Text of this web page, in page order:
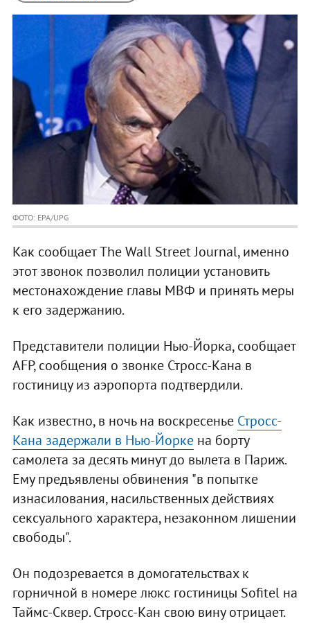
ФОТО: EPA/UPG
Как сообщает The Wall Street Journal, именно
этот звонок позволил полиции установить
местонахождение главы МВФ и принять меры
к его задержанию.
Представители полиции Нью-Йорка, сообщает
AFP, сообщения о звонке Стросс-Кана в
гостиницу из аэропорта подтвердили.
Как известно, в ночь на воскресенье Стросс-
Кана задержали в Нью-Йоркена борту
самолета за десять минут до вылета в Париж.
Ему предъявлены обвинения "в попытке
изнасилования, насильственных действиях
сексуального характера, незаконном лишении
свободы".
Он подозревается в домогательствах к
горничной в номере люкс гостиницы Sofitel на
Таймс-Сквер. Стросс-Кан свою вину отрицает.